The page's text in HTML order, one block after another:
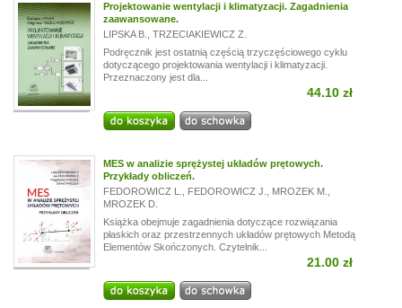
Projektowanie wentylacji i klimatyzacji. Zagadnienia
zaawansowane.
LIPSKA B.
TRZECIAKIEWICZ Z.
Podręcznik jest ostatnią częścią trzyczęściowego cyklu
dotyczącego projektowania wentylacji i klimatyzacji.
Przeznaczony jest dla...
44.10 zł
MES w analizie sprężystej układów prętowych.
Przykłady obliczeń.
FEDOROWICZ L.
FEDOROWICZ J. MROZEK M.
MROZEK D.
Książka obejmuje zagadnienia dotyczące rozwiązania
płaskich oraz przestrzennych układów prętowych Metodą
Elementów Skończonych. Czytelnik...
21.00 zł